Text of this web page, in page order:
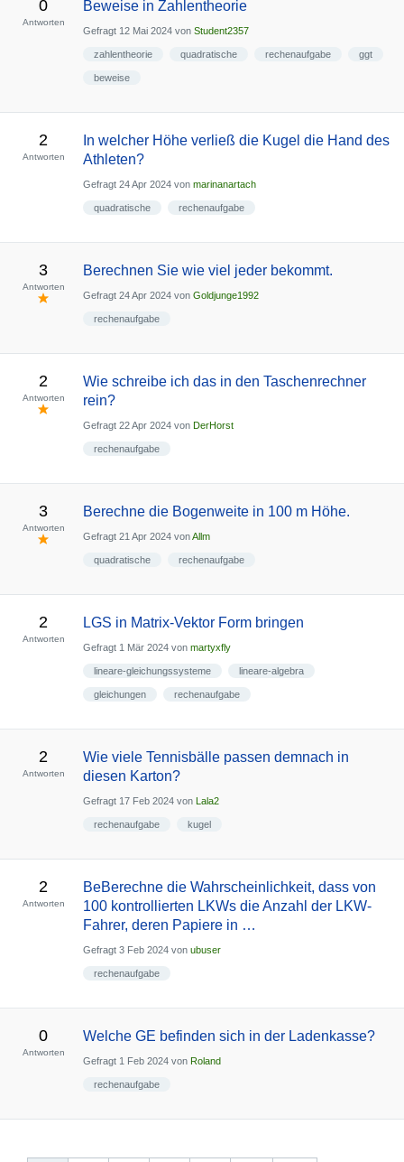
0
Antworten
Beweise in Zahlentheorie
Gefragt 12 Mai 2024 von Student2357
zahlentheorie quadratische rechenaufgabe ggt
beweise
2
Antworten
In welcher Höhe verließ die Kugel die Hand des
Athleten?
Gefragt 24 Apr 2024 von marinanartach
quadratische rechenaufgabe
3
Antworten
Berechnen Sie wie viel jeder bekommt.
Gefragt 24 Apr 2024 von Goldjunge1992
rechenaufgabe
2
Antworten
Wie schreibe ich das in den Taschenrechner
rein?
Gefragt 22 Apr 2024 von DerHorst
rechenaufgabe
3
Antworten
Berechne die Bogenweite in 100 m Höhe.
Gefragt 21 Apr 2024 vonAllm
quadratische rechenaufgabe
2
Antworten
LGS in Matrix-Vektor Form bringen
Gefragt 1 Mär 2024 von martyxfly
lineare-gleichungssysteme lineare-algebra
gleichungen rechenaufgabe
2
Antworten
Wie viele Tennisbälle passen demnach in
diesen Karton?
Gefragt 17 Feb 2024 von Lala2
rechenaufgabe kugel
2
Antworten
BeBerechne die Wahrscheinlichkeit, dass von
100 kontrollierten LKWs die Anzahl der LKW-
Fahrer, deren Papiere in …
Gefragt 3 Feb 2024 von ubuser
rechenaufgabe
0
Antworten
Welche GE befinden sich in der Ladenkasse?
Gefragt 1 Feb 2024 von Roland
rechenaufgabe